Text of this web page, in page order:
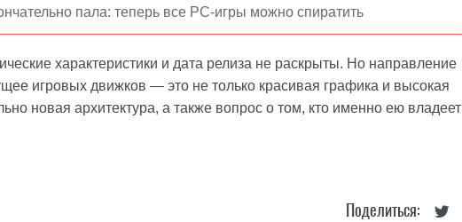
пала: теперь все PC-игры можно спиратить
характеристики и дата релиза не раскрыты. Но направление
игровых движков — это не только красивая графика и высокая
новая архитектура, а также вопрос о том, кто именно ею владеет
Поделиться: